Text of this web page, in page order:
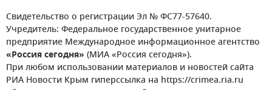
Свидетельство о регистрации Эл № ФС77-57640.
Учредитель: Федеральное государственное унитарное
предприятие Международное информационное агентство
«Россия сегодня» (МИА «Россия сегодня»).
При любом использовании материалов и новостей сайта
РИА Новости Крым гиперссылка на https://crimea.ria.ru